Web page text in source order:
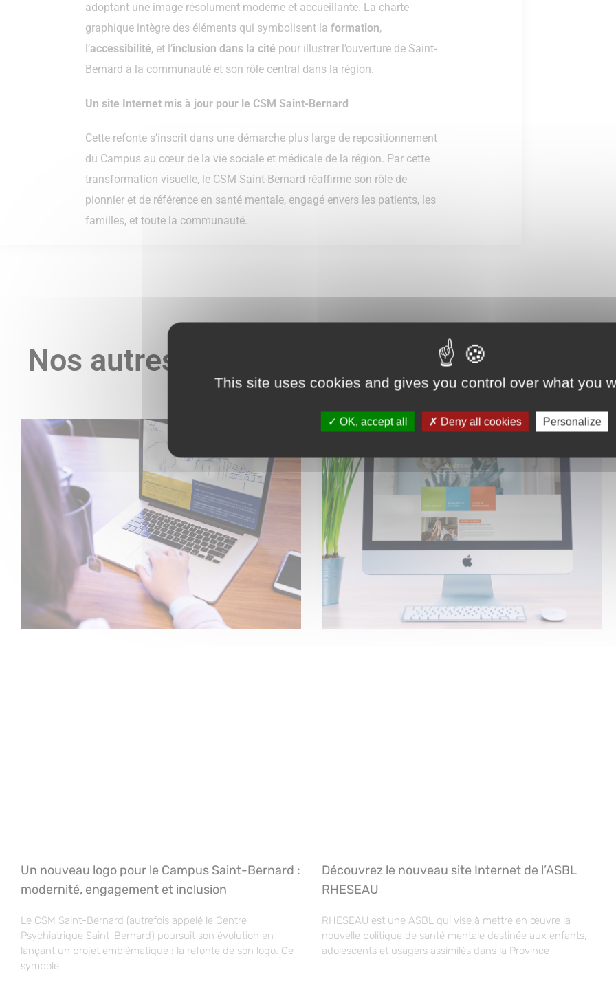
adoptant une image résolument moderne et accueillante. La charte
graphique intègre des éléments qui symbolisent la formation,
l’accessibilité, et l’inclusion dans la cité pour illustrer l’ouverture de Saint-
Bernard à la communauté et son rôle central dans la région.
Un site Internet mis à jour pour le CSM Saint-Bernard
Cette refonte s’inscrit dans une démarche plus large de repositionnement
du Campus au cœur de la vie sociale et médicale de la région. Par cette
transformation visuelle, le CSM Saint-Bernard réaffirme son rôle de
pionnier et de référence en santé mentale, engagé envers les patients, les
familles, et toute la communauté.
Nos autres actualités
Un nouveau logo pour le Campus Saint-Bernard :
modernité, engagement et inclusion
Le CSM Saint-Bernard (autrefois appelé le Centre
Psychiatrique Saint-Bernard) poursuit son évolution en
lançant un projet emblématique : la refonte de son logo. Ce
symbole
Découvrez le nouveau site Internet de l’ASBL
RHESEAU
RHESEAU est une ASBL qui vise à mettre en œuvre la
nouvelle politique de santé mentale destinée aux enfants,
adolescents et usagers assimilés dans la Province
This site uses cookies and gives you control over what you
OK, accept all Deny all cookies Personalize